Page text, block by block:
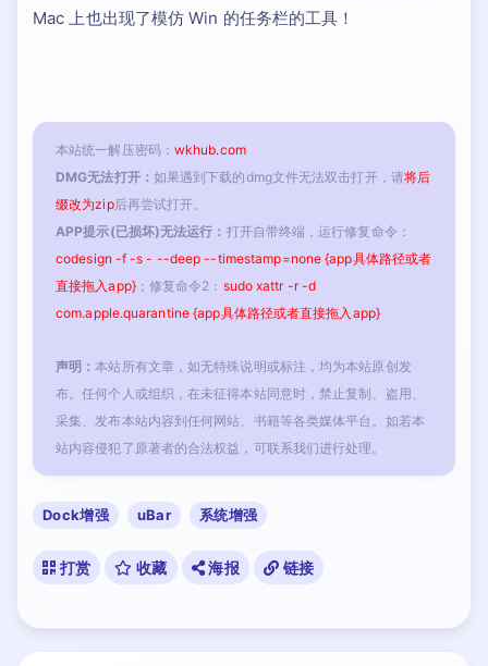
Mac 上也出现了模仿 Win 的任务栏的工具！
本站统一解压密码： wkhub.com
DMG无法打开： 如果遇到下载的dmg文件无法双击打开，请将后
缀改为zip后再尝试打开。
APP提示(已损坏)无法运行： 打开自带终端，运行修复命令：
codesign -f -s - --deep --timestamp=none {app具体路径或者
直接拖入app}；修复命令2： sudo xattr -r -d
com.apple.quarantine {app具体路径或者直接拖入app}
声明：本站所有文章，如无特殊说明或标注，均为本站原创发
布。任何个人或组织，在未征得本站同意时，禁止复制、盗用、
采集、发布本站内容到任何网站、书籍等各类媒体平台。如若本
站内容侵犯了原著者的合法权益，可联系我们进行处理。
Dock增强 uBar 系统增强
打赏 收藏 海报 链接